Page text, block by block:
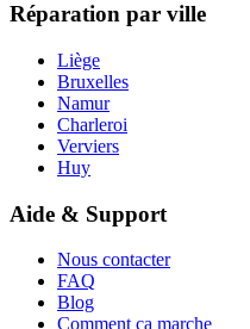
Réparation par ville
Liège
Bruxelles
Namur
Charleroi
Verviers
Huy
Aide & Support
Nous contacter
FAQ
Blog
Comment ça marche